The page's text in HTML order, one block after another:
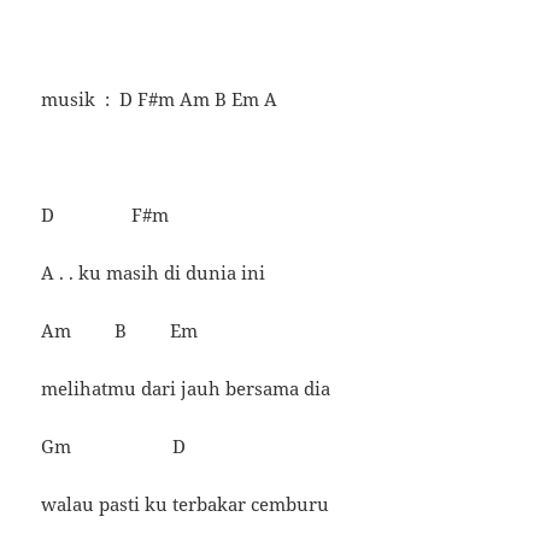
musik : D F#m Am B Em A
D F#m
A . . ku masih di dunia ini
Am B Em
melihatmu dari jauh bersama dia
Gm D
walau pasti ku terbakar cemburu